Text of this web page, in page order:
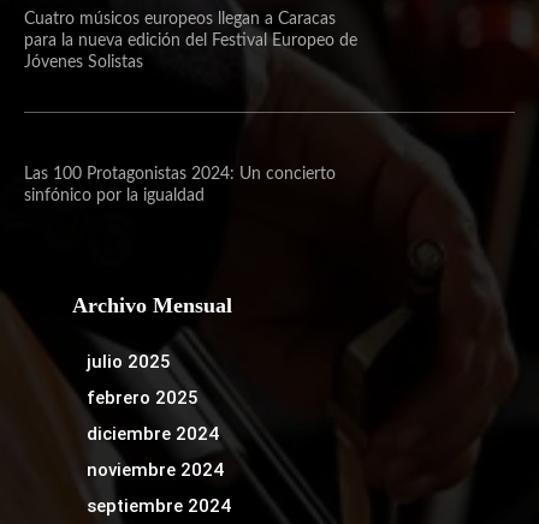
Cuatro músicos europeos llegan a Caracas
para la nueva edición del Festival Europeo de
Jóvenes Solistas
Las 100 Protagonistas 2024: Un concierto
sinfónico por la igualdad
Archivo Mensual
julio 2025
febrero 2025
diciembre 2024
noviembre 2024
septiembre 2024